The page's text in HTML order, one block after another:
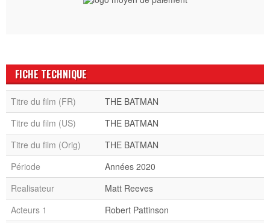
FICHE TECHNIQUE
Titre du film (FR)
THE BATMAN
Titre du film (US)
THE BATMAN
Titre du film (Orig)
THE BATMAN
Période
Années 2020
Realisateur
Matt Reeves
Acteurs 1
Robert Pattinson